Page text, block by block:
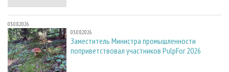
03.08.2026
03.08.2026
Заместитель Министра промышленности
поприветствовал участников PulpFor 2026